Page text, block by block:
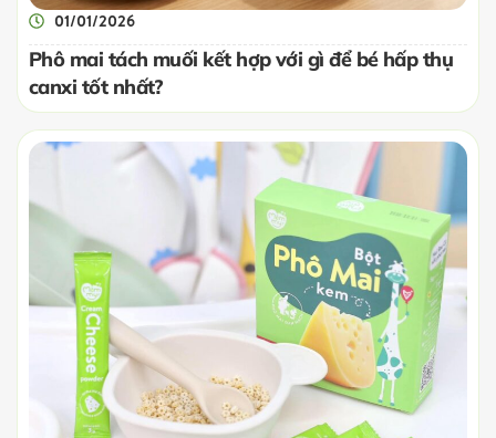
01/01/2026
Phô mai tách muối kết hợp với gì để bé hấp thụ
canxi tốt nhất?